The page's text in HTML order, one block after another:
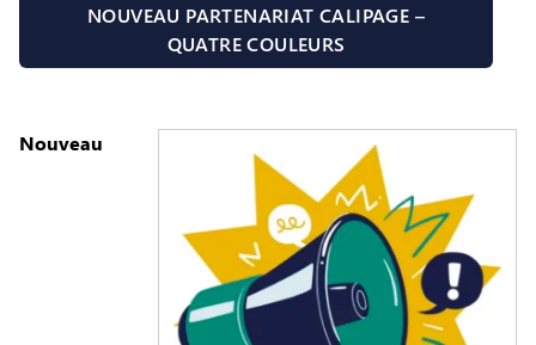
NOUVEAU PARTENARIAT CALIPAGE –
QUATRE COULEURS
Nouveau